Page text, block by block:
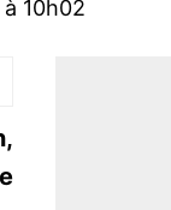
10h02